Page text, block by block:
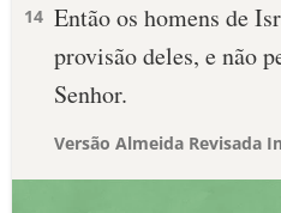
14 Então os homens de
provisão deles, e não
Senhor.
Versão Almeida Revisada